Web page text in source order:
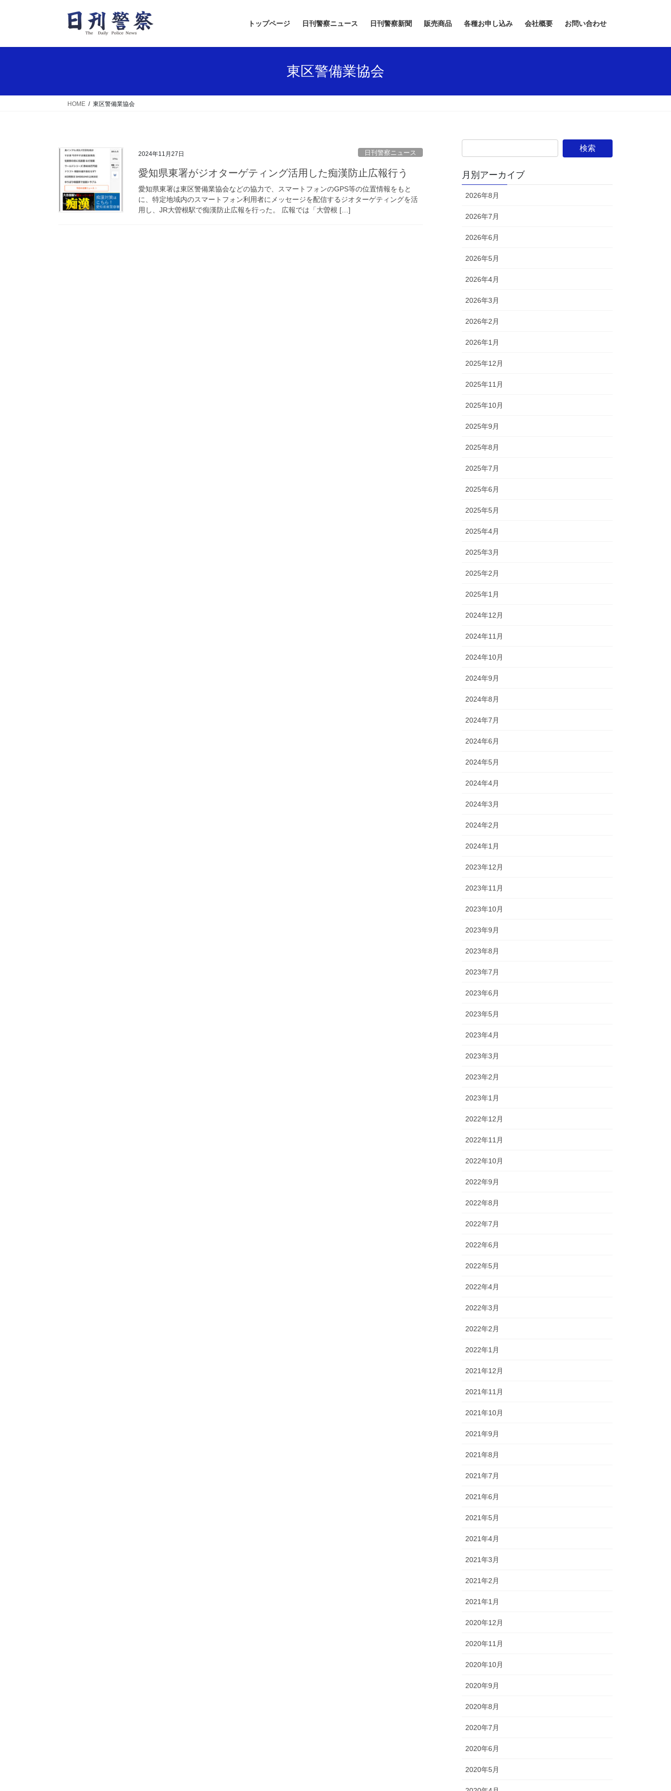
トップページ 日刊警察ニュース 日刊警察新聞 販売商品 各種お申し込み 会社概要 お問い合わせ
東区警備業協会
HOME 東区警備業協会
2024年11月27日 日刊警察ニュース
愛知県東署がジオターゲティング活用した痴漢防止広報行う
愛知県東署は東区警備業協会などの協力で、スマートフォンのGPS等の位置情報をもと
に、特定地域内のスマートフォン利用者にメッセージを配信するジオターゲティングを活
用し、JR大曽根駅で痴漢防止広報を行った。 広報では「大曽根 […]
月別アーカイブ
2026年8月
2026年7月
2026年6月
2026年5月
2026年4月
2026年3月
2026年2月
2026年1月
2025年12月
2025年11月
2025年10月
2025年9月
2025年8月
2025年7月
2025年6月
2025年5月
2025年4月
2025年3月
2025年2月
2025年1月
2024年12月
2024年11月
2024年10月
2024年9月
2024年8月
2024年7月
2024年6月
2024年5月
2024年4月
2024年3月
2024年2月
2024年1月
2023年12月
2023年11月
2023年10月
2023年9月
2023年8月
2023年7月
2023年6月
2023年5月
2023年4月
2023年3月
2023年2月
2023年1月
2022年12月
2022年11月
2022年10月
2022年9月
2022年8月
2022年7月
2022年6月
2022年5月
2022年4月
2022年3月
2022年2月
2022年1月
2021年12月
2021年11月
2021年10月
2021年9月
2021年8月
2021年7月
2021年6月
2021年5月
2021年4月
2021年3月
2021年2月
2021年1月
2020年12月
2020年11月
2020年10月
2020年9月
2020年8月
2020年7月
2020年6月
2020年5月